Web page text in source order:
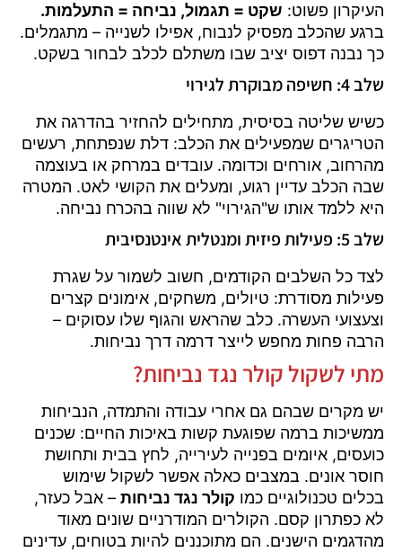
העיקרון פשוט: שקט = תגמול, נביחה = התעלמות.
ברגע שהכלב מפסיק לנבוח, אפילו לשנייה – מתגמלים.
כך נבנה דפוס יציב שבו משתלם לכלב לבחור בשקט.
שלב 4: חשיפה מבוקרת לגירוי
כשיש שליטה בסיסית, מתחילים להחזיר בהדרגה את
הטריגרים שמפעילים את הכלב: דלת שנפתחת, רעשים
מהרחוב, אורחים וכדומה. עובדים במרחק או בעוצמה
שבה הכלב עדיין רגוע, ומעלים את הקושי לאט. המטרה
היא ללמד אותו ש"הגירוי" לא שווה בהכרח נביחה.
שלב 5: פעילות פיזית ומנטלית אינטנסיבית
לצד כל השלבים הקודמים, חשוב לשמור על שגרת
פעילות מסודרת: טיולים, משחקים, אימונים קצרים
וצעצועי העשרה. כלב שהראש והגוף שלו עסוקים –
הרבה פחות מחפש לייצר דרמה דרך נביחות.
מתי לשקול קולר נגד נביחות?
יש מקרים שבהם גם אחרי עבודה והתמדה, הנביחות
ממשיכות ברמה שפוגעת קשות באיכות החיים: שכנים
כועסים, איומים בפנייה לעירייה, לחץ בבית ותחושת
חוסר אונים. במצבים כאלה אפשר לשקול שימוש
בכלים טכנולוגיים כמו קולר נגד נביחות – אבל כעזר,
לא כפתרון קסם. הקולרים המודרניים שונים מאוד
מהדגמים הישנים. הם מתוכננים להיות בטוחים, עדינים